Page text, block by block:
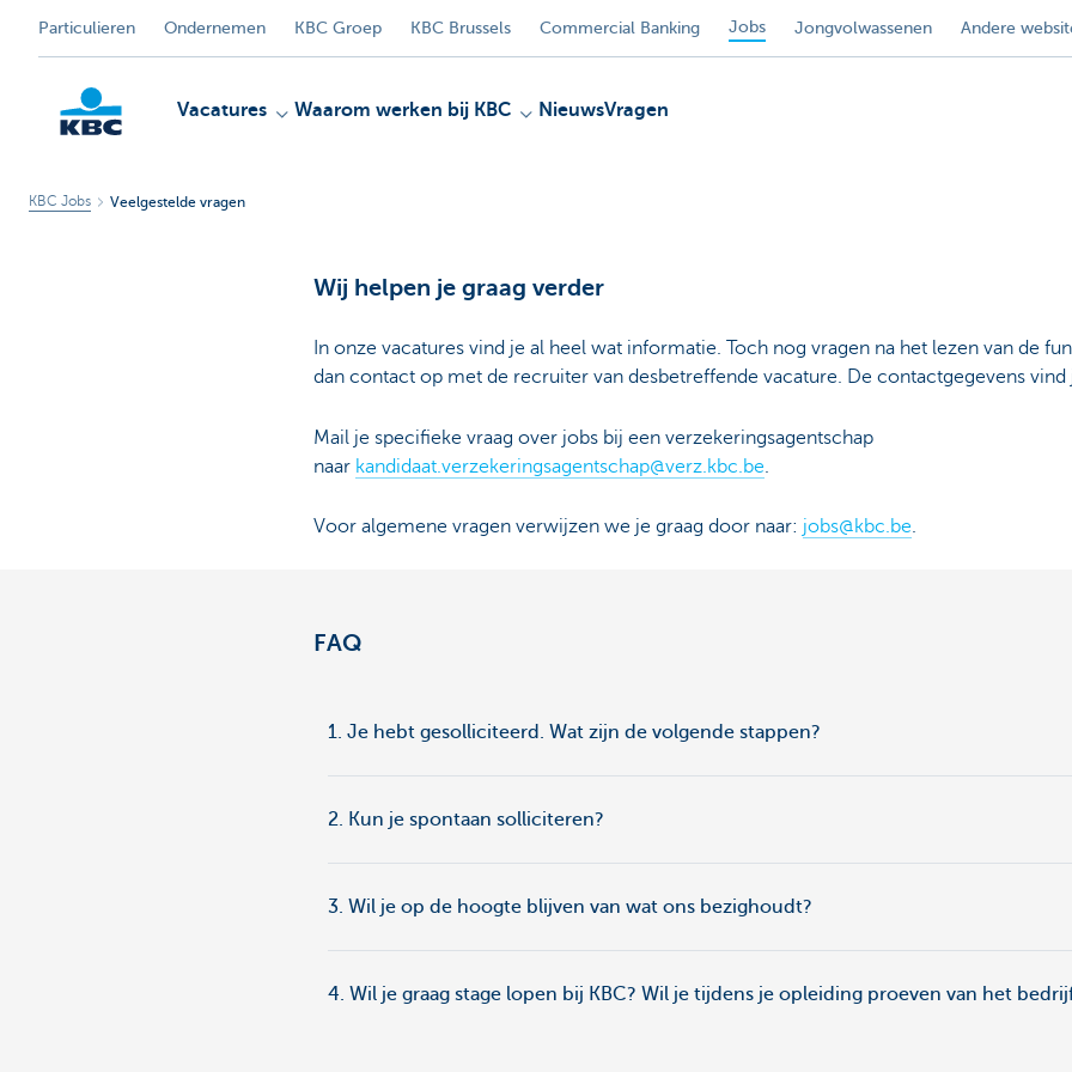
Particulieren Ondernemen KBC Groep KBC Brussels Commercial Banking Jobs Jongvolwassenen Andere
Vacatures Waarom werken bij KBC NieuwsVragen
KBC Jobs Veelgestelde vragen
Wij helpen je graag verder
In onze vacatures vind je al heel wat informatie. Toch nog vragen na het lezen van de
dan contact op met de recruiter van desbetreffende vacature. De contactgegevens vind
Mail je specifieke vraag over jobs bij een verzekeringsagentschap
naar kandidaat.verzekeringsagentschap@verz.kbc.be.
Voor algemene vragen verwijzen we je graag door naar: jobs@kbc.be.
FAQ
1. Je hebt gesolliciteerd. Wat zijn de volgende stappen?
2. Kun je spontaan solliciteren?
3. Wil je op de hoogte blijven van wat ons bezighoudt?
4. Wil je graag stage lopen bij KBC? Wil je tijdens je opleiding proeven van het